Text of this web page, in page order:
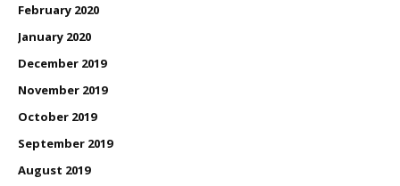
February 2020
January 2020
December 2019
November 2019
October 2019
September 2019
August 2019